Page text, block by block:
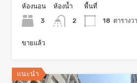
ห้องนอน
3
ห้องน้ำ
2
พื้นที่
18 ตารางวา
ขายแล้ว
แนะนำ